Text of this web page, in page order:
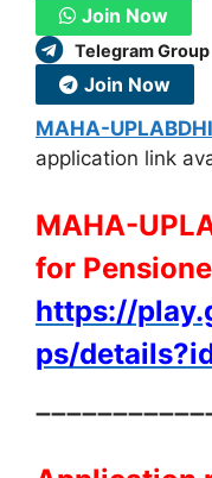
Join Now
Telegram Group
Join Now
MAHA-
application link
MAHA-
for
https://
ps/